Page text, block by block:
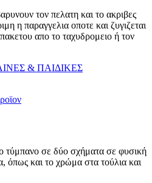
τον πελατη και το ακριβες
η παραγγελια οποτε και ζυγιζεται
απο το ταχυδρομειο ή τον
& ΠΑΙΔΙΚΕΣ
τύμπανο σε δύο σχήματα σε φυσική
όπως και το χρώμα στα τούλια και